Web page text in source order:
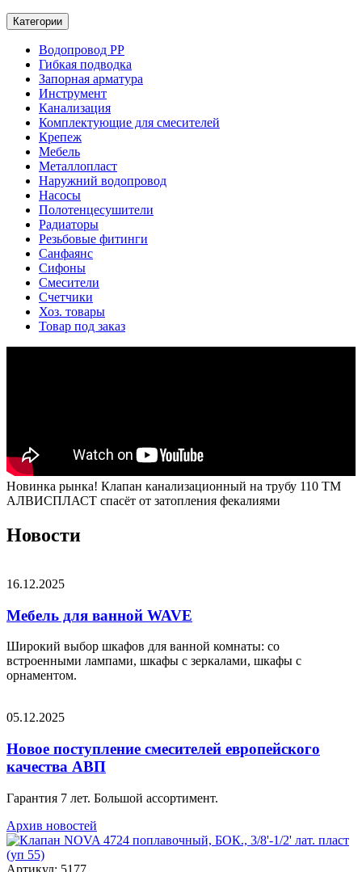
Категории
Водопровод РР
Гибкая подводка
Запорная арматура
Инструмент
Канализация
Комплектующие для смесителей
Крепеж
Мебель
Металлопласт
Наружний водопровод
Насосы
Полотенцесушители
Радиаторы
Резьбовые фитинги
Санфаянс
Сифоны
Смесители
Счетчики
Хоз. товары
Товар под заказ
Новинка рынка! Клапан канализационный на трубу 110 ТМ
АЛВИСПЛАСТ спасёт от затопления фекалиями
Новости
16.12.2025
Мебель для ванной WAVE
Широкий выбор шкафов для ванной комнаты: со
встроенными лампами, шкафы с зеркалами, шкафы с
орнаментом.
05.12.2025
Новое поступление смесителей европейского
качества АВП
Гарантия 7 лет. Большой ассортимент.
Архив новостей
Артикул: 5177